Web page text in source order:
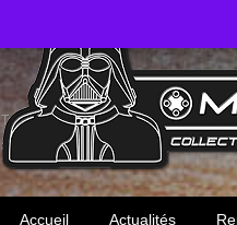
Toute l'actualité des collectionneurs Star
Accueil Actualités